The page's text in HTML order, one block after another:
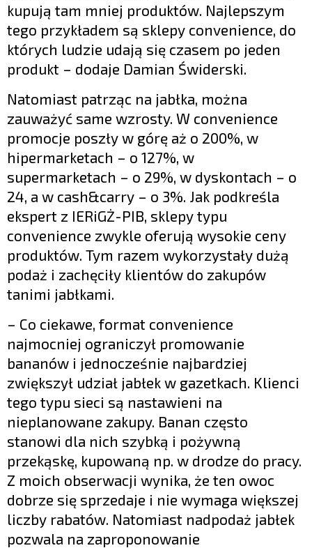
kupują tam mniej produktów. Najlepszym
tego przykładem są sklepy convenience, do
których ludzie udają się czasem po jeden
produkt – dodaje Damian Świderski.
Natomiast patrząc na jabłka, można
zauważyć same wzrosty. W convenience
promocje poszły w górę aż o 200%, w
hipermarketach – o 127%, w
supermarketach – o 29%, w dyskontach – o
24, a w cash&carry – o 3%. Jak podkreśla
ekspert z IERiGŻ-PIB, sklepy typu
convenience zwykle oferują wysokie ceny
produktów. Tym razem wykorzystały dużą
podaż i zachęciły klientów do zakupów
tanimi jabłkami.
– Co ciekawe, format convenience
najmocniej ograniczył promowanie
bananów i jednocześnie najbardziej
zwiększył udział jabłek w gazetkach. Klienci
tego typu sieci są nastawieni na
nieplanowane zakupy. Banan często
stanowi dla nich szybką i pożywną
przekąskę, kupowaną np. w drodze do pracy.
Z moich obserwacji wynika, że ten owoc
dobrze się sprzedaje i nie wymaga większej
liczby rabatów. Natomiast nadpodaż jabłek
pozwala na zaproponowanie